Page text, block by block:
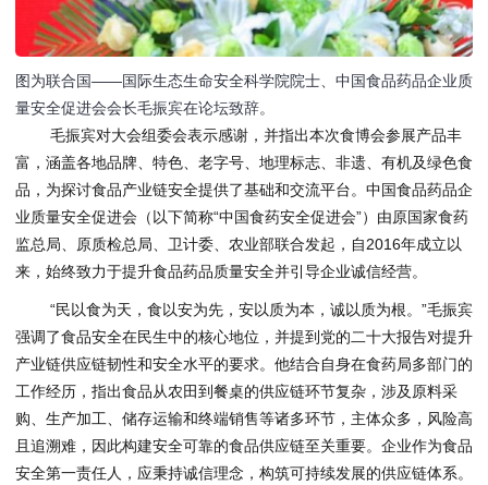
图为联合国——国际生态生命安全科学院院士、中国食品药品企业质
量安全促进会会长毛振宾在论坛致辞。
毛振宾对大会组委会表示感谢，并指出本次食博会参展产品丰
富，涵盖各地品牌、特色、老字号、地理标志、非遗、有机及绿色食
品，为探讨食品产业链安全提供了基础和交流平台。中国食品药品企
业质量安全促进会（以下简称“中国食药安全促进会”）由原国家食药
监总局、原质检总局、卫计委、农业部联合发起，自2016年成立以
来，始终致力于提升食品药品质量安全并引导企业诚信经营。
“民以食为天，食以安为先，安以质为本，诚以质为根。”毛振宾
强调了食品安全在民生中的核心地位，并提到党的二十大报告对提升
产业链供应链韧性和安全水平的要求。他结合自身在食药局多部门的
工作经历，指出食品从农田到餐桌的供应链环节复杂，涉及原料采
购、生产加工、储存运输和终端销售等诸多环节，主体众多，风险高
且追溯难，因此构建安全可靠的食品供应链至关重要。企业作为食品
安全第一责任人，应秉持诚信理念，构筑可持续发展的供应链体系。